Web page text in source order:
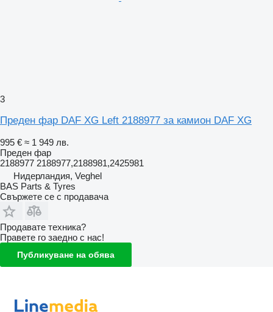
3
Преден фар DAF XG Left 2188977 за камион DAF XG
995 € ≈ 1 949 лв.
Преден фар
2188977 2188977,2188981,2425981
Нидерландия, Veghel
BAS Parts & Tyres
Свържете се с продавача
Продавате техника?
Правете го заедно с нас!
Публикуване на обява